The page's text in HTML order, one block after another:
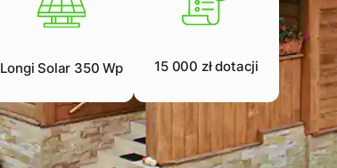
Longi Solar 350 Wp 15 000 zł dotacji